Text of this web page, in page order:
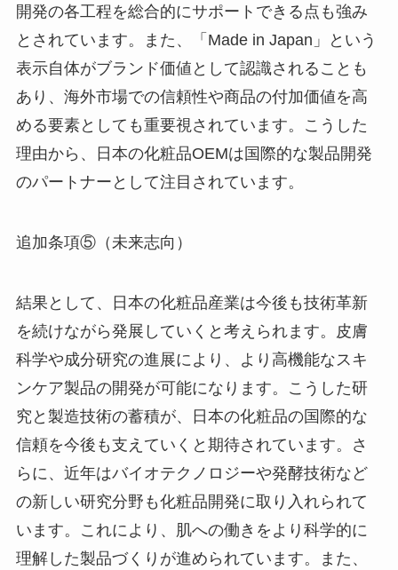
開発の各工程を総合的にサポートできる点も強み
とされています。また、「Made in Japan」という
表示自体がブランド価値として認識されることも
あり、海外市場での信頼性や商品の付加価値を高
める要素としても重要視されています。こうした
理由から、日本の化粧品OEMは国際的な製品開発
のパートナーとして注目されています。
追加条項⑤（未来志向）
結果として、日本の化粧品産業は今後も技術革新
を続けながら発展していくと考えられます。皮膚
科学や成分研究の進展により、より高機能なスキ
ンケア製品の開発が可能になります。こうした研
究と製造技術の蓄積が、日本の化粧品の国際的な
信頼を今後も支えていくと期待されています。さ
らに、近年はバイオテクノロジーや発酵技術など
の新しい研究分野も化粧品開発に取り入れられて
います。これにより、肌への働きをより科学的に
理解した製品づくりが進められています。また、